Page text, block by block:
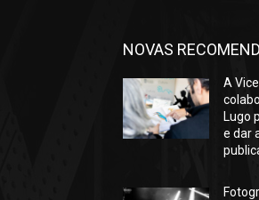
NOVAS
A
Lugo
e dar